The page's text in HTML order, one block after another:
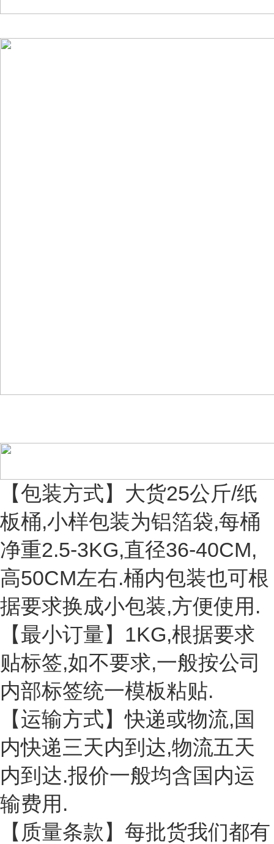
【包装方式】大货25公斤/纸
板桶,小样包装为铝箔袋,每桶
净重2.5-3KG,直径36-40CM,
高50CM左右.桶内包装也可根
据要求换成小包装,方便使用.
【最小订量】1KG,根据要求
贴标签,如不要求,一般按公司
内部标签统一模板粘贴.
【运输方式】快递或物流,国
内快递三天内到达,物流五天
内到达.报价一般均含国内运
输费用.
【质量条款】每批货我们都有